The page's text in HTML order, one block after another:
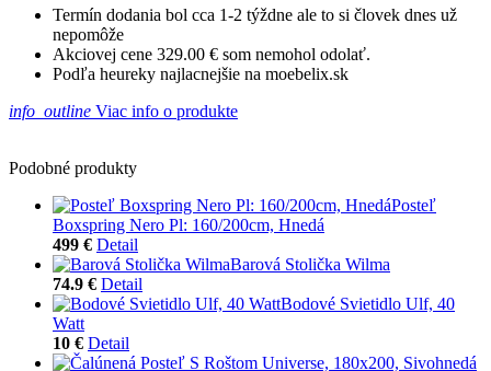
Termín dodania bol cca 1-2 týždne ale to si človek dnes už
nepomôže
Akciovej cene 329.00 € som nemohol odolať.
Podľa heureky najlacnejšie na moebelix.sk
info_outline Viac info o produkte
Podobné produkty
Posteľ
Boxspring Nero Pl: 160/200cm, Hnedá
499 € Detail
Barová Stolička Wilma
74.9 € Detail
Bodové Svietidlo Ulf, 40
Watt
10 € Detail